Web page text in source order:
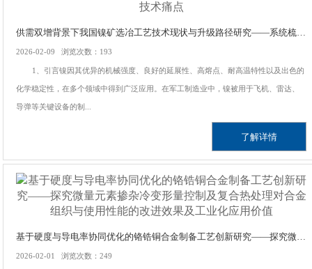
供需双增背景下我国镍矿选冶工艺技术现状与升级路径研究——系统梳理硫化铜镍矿混合/优先/阶段磨浮等浮选工艺，红土镍矿高压酸浸/还原焙烧氨浸/RKEF等冶炼工艺及技术痛点
2026-02-09 浏览次数：193
1、引言镍因其优异的机械强度、良好的延展性、高熔点、耐高温特性以及出色的
化学稳定性，在多个领域中得到广泛应用。在军工制造业中，镍被用于飞机、雷达、
导弹等关键设备的制...
了解详情
2026-02-01 浏览次数：249